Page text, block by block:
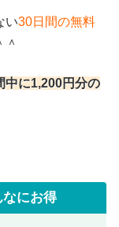
い30日間の無料
中に1,200円分の
にお得